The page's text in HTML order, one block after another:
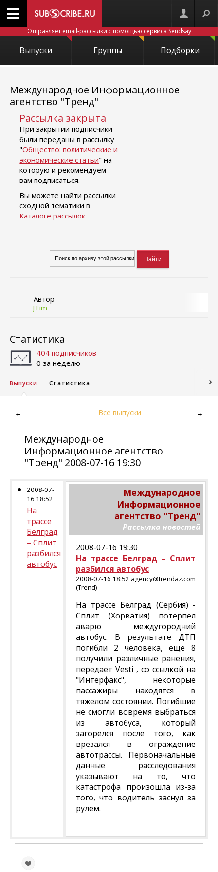
Отправляет email-рассылки с помощью сервиса Sendsay
Выпуски Группы Подборки
Международное Информационное
агентство "Тренд"
Рассылка закрыта
При закрытии подписчики
были переданы в рассылку
"Общество: политические и
экономические статьи" на
которую и рекомендуем
вам подписаться.
Вы можете найти рассылки
сходной тематики в
Каталоге рассылок.
Автор
JTim
Статистика
404 подписчиков
0 за неделю
Выпуски Статистика
← Все выпуски →
Международное
Информационное агентство
"Тренд" 2008-07-16 19:30
2008-07-
16 18:52
На
трассе
Белград
– Сплит
разбился
автобус
Международное
Информационное
агентство "Тренд"
Рассылка новостей
2008-07-16 19:30
На трассе Белград – Сплит
разбился автобус
2008-07-16 18:52 agency@trendaz.com
(Trend)
На трассе Белград (Сербия) -
Сплит (Хорватия) потерпел
аварю междугородний
автобус. В результате ДТП
погибли 2 человека, еще 8
получили различные ранения,
передает Vesti , со ссылкой на
"Интерфакс", некоторые
пассажиры находятся в
тяжелом состоянии. Погибшие
не смогли вовремя выбраться
из автобуса, который
загорелся после того, как
врезался в ограждение
автотрассы. Первоначальные
данные расследования
указывают на то, что
катастрофа произошла из-за
того, что водитель заснул за
рулем.